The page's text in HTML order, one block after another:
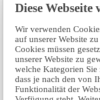
Diese Webseite
Wir verwenden
auf unserer Website
Cookies müssen
unserer Website zu
welche Kategorien Sie
dass je nach den von
Funktionalität der